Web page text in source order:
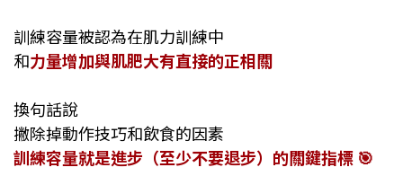
訓練容量被認為在肌力訓練中
和力量增加與肌肥大有直接的正相關
換句話說
撇除掉動作技巧和飲食的因素
訓練容量就是進步（至少不要退步）的關鍵指標 🎯